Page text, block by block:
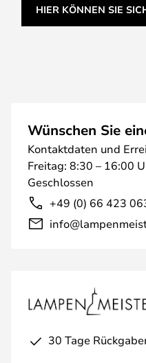
HIER KÖNNEN SIE
Wünschen Sie
Kontaktdaten und
Freitag: 8:30 – 16:00
Geschlossen
+49 (0) 66 423
30 Tage